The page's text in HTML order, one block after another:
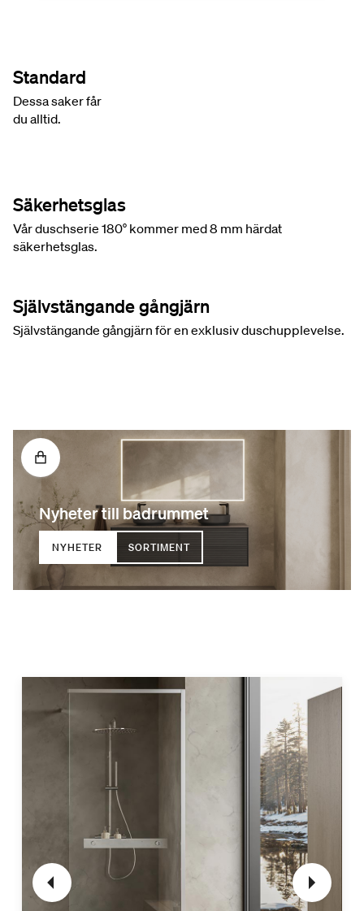
Standard
Dessa saker får
du alltid.
Säkerhetsglas
Vår duschserie 180° kommer med 8 mm härdat
säkerhetsglas.
Självstängande gångjärn
Självstängande gångjärn för en exklusiv duschupplevelse.
Nyheter till badrummet
NYHETER SORTIMENT